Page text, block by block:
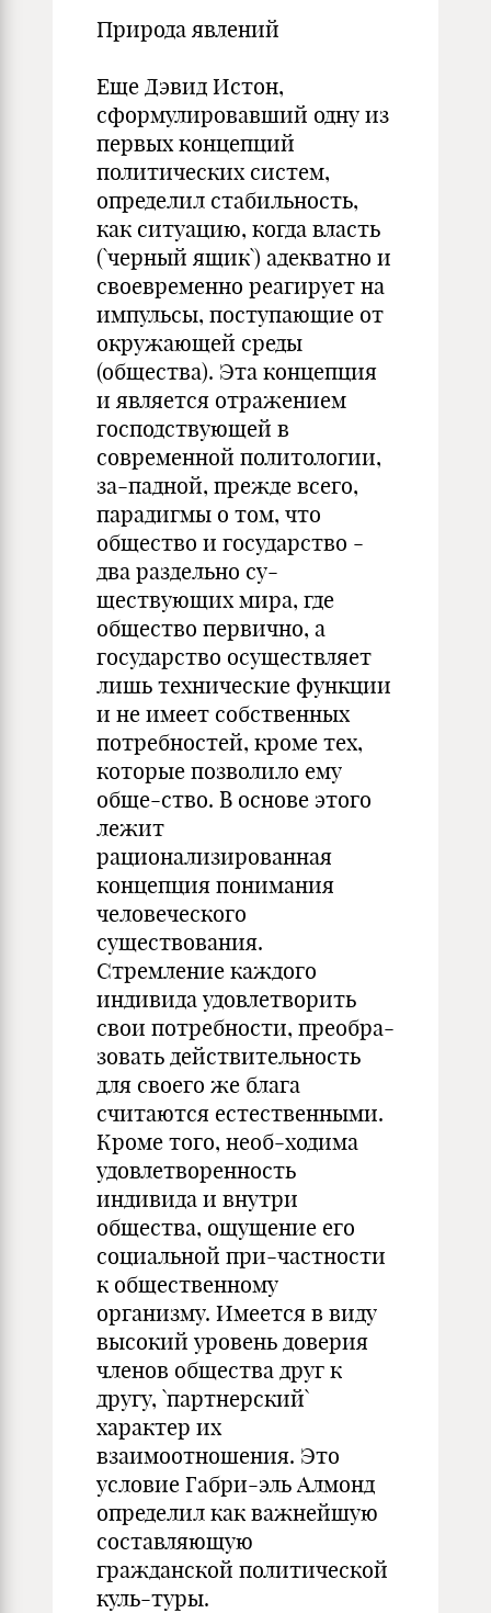
Природа явлений
Еще Дэвид Истон,
сформулировавший одну из
первых концепций
политических систем,
определил стабильность,
как ситуацию, когда власть
(`черный ящик`) адекватно и
своевременно реагирует на
импульсы, поступающие от
окружающей среды
(общества). Эта концепция
и является отражением
господствующей в
современной политологии,
за-падной, прежде всего,
парадигмы о том, что
общество и государство -
два раздельно су-
ществующих мира, где
общество первично, а
государство осуществляет
лишь технические функции
и не имеет собственных
потребностей, кроме тех,
которые позволило ему
обще-ство. В основе этого
лежит
рационализированная
концепция понимания
человеческого
существования.
Стремление каждого
индивида удовлетворить
свои потребности, преобра-
зовать действительность
для своего же блага
считаются естественными.
Кроме того, необ-ходима
удовлетворенность
индивида и внутри
общества, ощущение его
социальной при-частности
к общественному
организму. Имеется в виду
высокий уровень доверия
членов общества друг к
другу, `партнерский`
характер их
взаимоотношения. Это
условие Габри-эль Алмонд
определил как важнейшую
составляющую
гражданской политической
куль-туры.